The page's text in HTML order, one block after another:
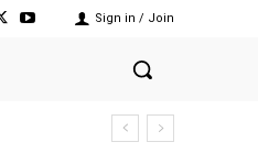
Sign in / Join